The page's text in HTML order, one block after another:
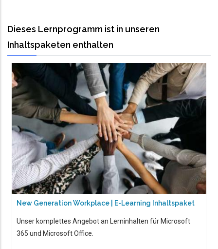
Dieses Lernprogramm ist in unseren
Inhaltspaketen enthalten
New Generation Workplace | E-Learning Inhaltspaket
Unser komplettes Angebot an Lerninhalten für Microsoft
365 und Microsoft Office.